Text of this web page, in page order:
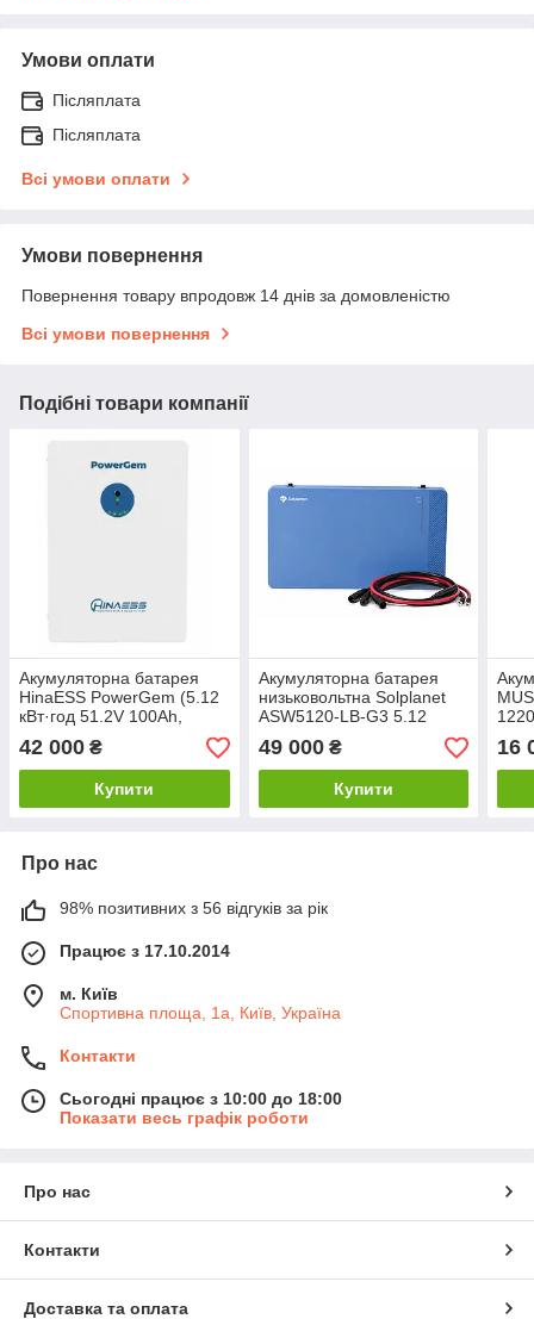
Умови оплати
Післяплата
Післяплата
Всі умови оплати
Умови повернення
Повернення товару впродовж 14 днів за домовленістю
Всі умови повернення
Подібні товари компанії
Акумуляторна батарея
HinaESS PowerGem (5.12
кВт·год 51.2V 100Ah,
LiFePO₄, Smart BMS,
100A)
42 000 ₴
Купити
Акумуляторна батарея
низьковольтна Solplanet
ASW5120-LB-G3 5.12
кВт·год (51.2В, LiFePO₄) з
кабелем для
паралельного з'єднання
49 000₴
Купити
16
Про нас
98% позитивних з 56 відгуків за рік
Працює з 17.10.2014
м. Київ
Спортивна площа, 1а, Київ, Україна
Контакти
Сьогодні працює з 10:00 до 18:00
Показати весь графік роботи
Про нас
Контакти
Доставка та оплата